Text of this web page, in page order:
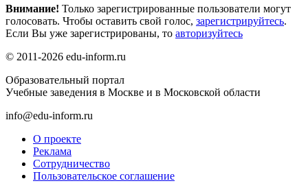
Внимание! Только зарегистрированные пользователи могут
голосовать. Чтобы оставить свой голос, зарегистрируйтесь.
Если Вы уже зарегистрированы, то авторизуйтесь
© 2011-2026 edu-inform.ru
Образовательный портал
Учебные заведения в Москве и в Московской области
info@edu-inform.ru
О проекте
Реклама
Сотрудничество
Пользовательское соглашение